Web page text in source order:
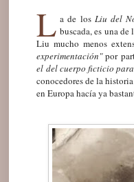
L a de los Liu del
buscada, es una de
Liu mucho menos
experimentación"por
el del cuerpo ficticio
conocedores de la
en Europa hacía ya